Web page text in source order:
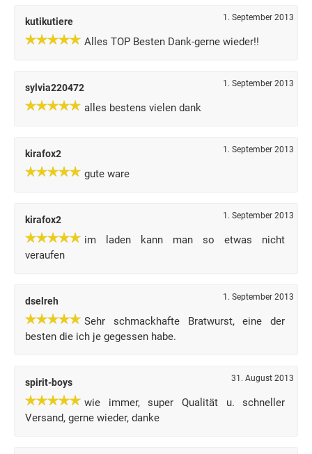
kutikutiere 1. September 2013
Alles TOP Besten Dank-gerne wieder!!
sylvia220472 1. September 2013
alles bestens vielen dank
kirafox2 1. September 2013
gute ware
kirafox2 1. September 2013
im laden kann man so etwas nicht
veraufen
dselreh 1. September 2013
Sehr schmackhafte Bratwurst, eine der
besten die ich je gegessen habe.
spirit-boys 31. August 2013
wie immer, super Qualität u. schneller
Versand, gerne wieder, danke